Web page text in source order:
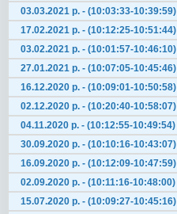
03.03.2021 р. - (10:03:33-10:39:59)
17.02.2021 р. - (10:12:25-10:51:44)
03.02.2021 р. - (10:01:57-10:46:10)
27.01.2021 р. - (10:07:05-10:45:46)
16.12.2020 р. - (10:09:01-10:50:58)
02.12.2020 р. - (10:20:40-10:58:07)
04.11.2020 р. - (10:12:55-10:49:54)
30.09.2020 р. - (10:10:16-10:43:07)
16.09.2020 р. - (10:12:09-10:47:59)
02.09.2020 р. - (10:11:16-10:48:00)
15.07.2020 р. - (10:09:27-10:45:16)